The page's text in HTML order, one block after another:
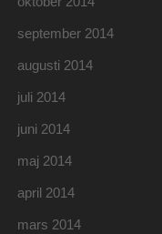
september 2014
augusti 2014
juli 2014
juni 2014
maj 2014
april 2014
mars 2014